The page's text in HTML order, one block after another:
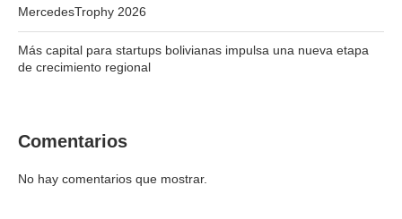
MercedesTrophy 2026
Más capital para startups bolivianas impulsa una nueva etapa
de crecimiento regional
Comentarios
No hay comentarios que mostrar.